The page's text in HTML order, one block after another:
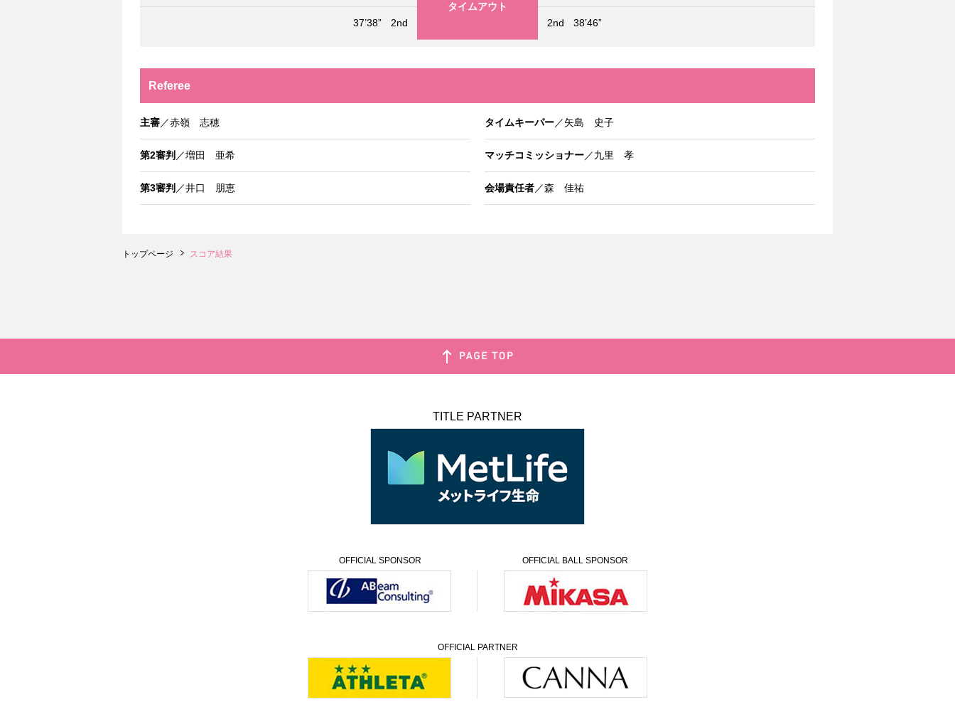
タイムアウト
37’38” 2nd 2nd 38’46”
Referee
主審／赤嶺 志穂
第2審判 ／増田 亜希
第3審判 ／井口 朋恵
タイムキーパー／矢島 史子
マッチコミッショナー／九里 孝
会場責任者／森 佳祐
トップページ スコア結果
TITLE PARTNER
OFFICIAL SPONSOR OFFICIAL BALL SPONSOR
OFFICIAL PARTNER